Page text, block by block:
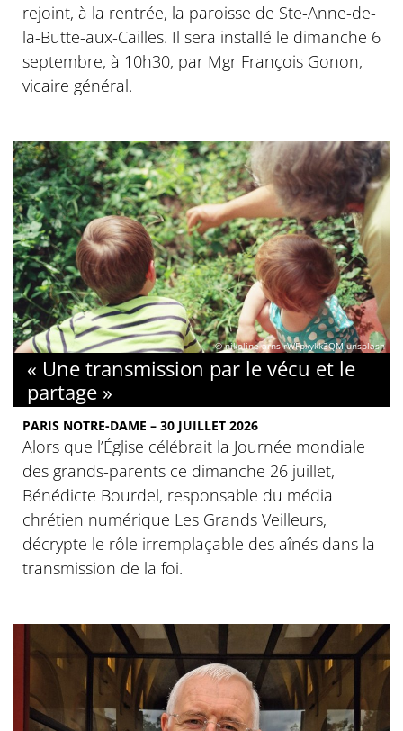
rejoint, à la rentrée, la paroisse de Ste-Anne-de-
la-Butte-aux-Cailles. Il sera installé le dimanche 6
septembre, à 10h30, par Mgr François Gonon,
vicaire général.
© nikoline-arns-rWFpxykk3QM-unsplash
« Une transmission par le vécu et le
partage »
PARIS NOTRE-DAME – 30 JUILLET 2026
Alors que l’Église célébrait la Journée mondiale
des grands-parents ce dimanche 26 juillet,
Bénédicte Bourdel, responsable du média
chrétien numérique Les Grands Veilleurs,
décrypte le rôle irremplaçable des aînés dans la
transmission de la foi.